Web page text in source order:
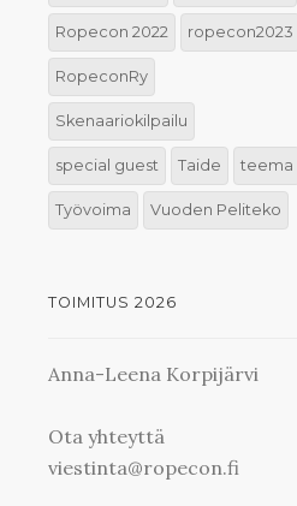
Ropecon 2022 ropecon2023
RopeconRy
Skenaariokilpailu
special guest Taide teema
Työvoima Vuoden Peliteko
TOIMITUS 2026
Anna-Leena Korpijärvi
Ota yhteyttä
viestinta@ropecon.fi